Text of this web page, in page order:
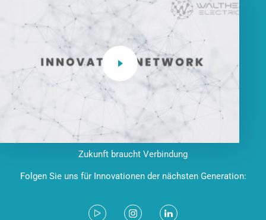
Zukunft braucht Verbindung
Folgen Sie uns für Innovationen der nächsten Generation: